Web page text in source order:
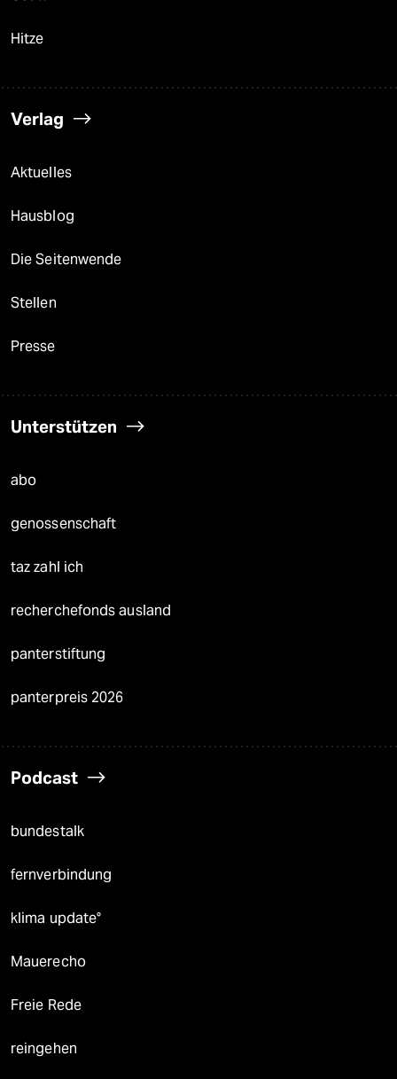
Hitze
Verlag
Aktuelles
Hausblog
Die Seitenwende
Stellen
Presse
Unterstützen
abo
genossenschaft
taz zahl ich
recherchefonds ausland
panterstiftung
panterpreis 2026
Podcast
bundestalk
fernverbindung
klima update°
Mauerecho
Freie Rede
reingehen